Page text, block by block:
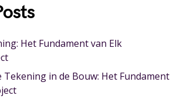
Het Fundament van Elk
Tekening in de Bouw: Het Fundament